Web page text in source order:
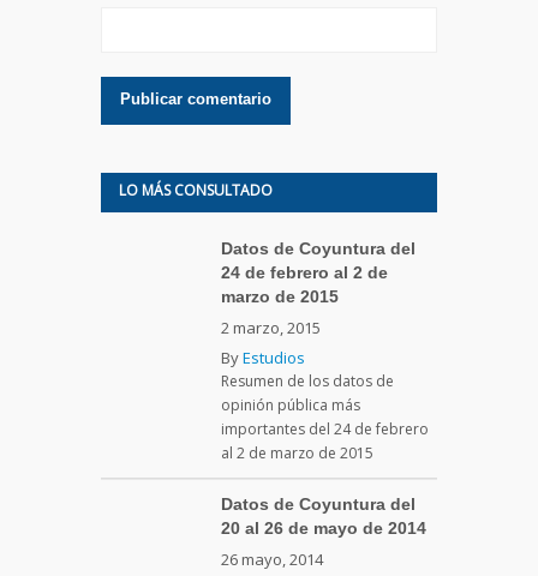
LO MÁS CONSULTADO
Datos de Coyuntura del
24 de febrero al 2 de
marzo de 2015
2 marzo, 2015
ByEstudios
Resumen de los datos de
opinión pública más
importantes del 24 de febrero
al 2 de marzo de 2015
Datos de Coyuntura del
20 al 26 de mayo de 2014
26 mayo, 2014